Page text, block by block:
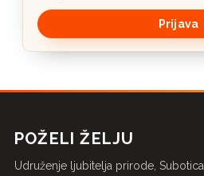
POŽELI ŽELJU
Udruženje ljubitelja prirode, Subotica.